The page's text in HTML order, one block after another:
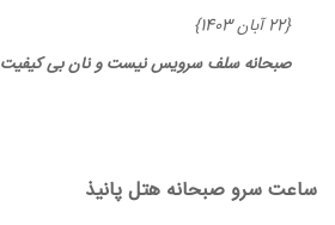
{22 آبان 1403}
صبحانه سلف سرویس نیست و نان بی کیفیت
ساعت سرو صبحانه هتل پانیذ